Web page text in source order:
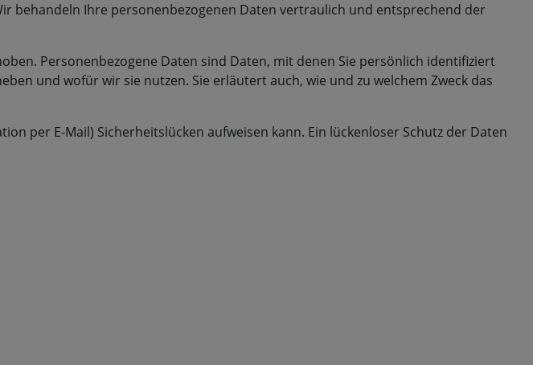
behandeln Ihre personenbezogenen Daten vertraulich und entsprechend der
Personenbezogene Daten sind Daten, mit denen Sie persönlich identifiziert
und wofür wir sie nutzen. Sie erläutert auch, wie und zu welchem Zweck das
per E-Mail) Sicherheitslücken aufweisen kann. Ein lückenloser Schutz der Daten